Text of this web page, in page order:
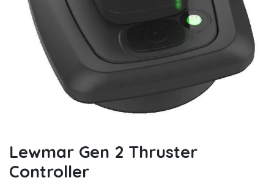
Lewmar Gen 2 Thruster
Controller